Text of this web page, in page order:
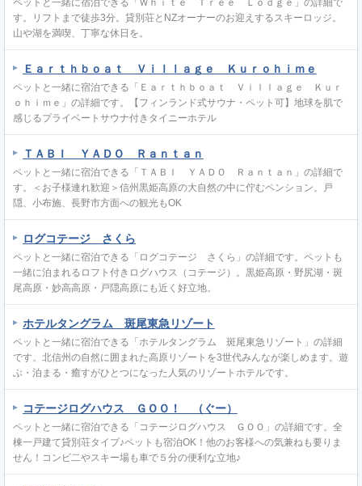
ペットと一緒に宿泊できる「Ｗｈｉｔｅ Ｔｒｅｅ Ｌｏｄｇｅ」の詳細で
す。リフトまで徒歩3分。貸別荘とNZオーナーのお迎えするスキーロッジ。
山や湖を満喫、丁寧な休日を。
Ｅａｒｔｈｂｏａｔ Ｖｉｌｌａｇｅ Ｋｕｒｏｈｉｍｅ
ペットと一緒に宿泊できる「Ｅａｒｔｈｂｏａｔ Ｖｉｌｌａｇｅ Ｋｕｒ
ｏｈｉｍｅ」の詳細です。【フィンランド式サウナ・ペット可】地球を肌で
感じるプライベートサウナ付きタイニーホテル
ＴＡＢＩ ＹＡＤＯ Ｒａｎｔａｎ
ペットと一緒に宿泊できる「ＴＡＢＩ ＹＡＤＯ Ｒａｎｔａｎ」の詳細で
す。＜お子様連れ歓迎＞信州黒姫高原の大自然の中に佇むペンション。戸
隠、小布施、長野市方面への観光もOK
ログコテージ さくら
ペットと一緒に宿泊できる「ログコテージ さくら」の詳細です。ペットも
一緒に泊まれるロフト付きログハウス（コテージ）。黒姫高原・野尻湖・斑
尾高原・妙高高原・戸隠高原にも近く好立地。
ホテルタングラム 斑尾東急リゾート
ペットと一緒に宿泊できる「ホテルタングラム 斑尾東急リゾート」の詳細
です。北信州の自然に囲まれた高原リゾートを3世代みんなが楽しめます。遊
ぶ・泊まる・癒すがひとつになった人気のリゾートホテルです。
コテージログハウス ＧＯＯ！ （ぐー）
ペットと一緒に宿泊できる「コテージログハウス ＧＯＯ」の詳細です。全
棟一戸建て貸別荘タイプ♪ペットも宿泊OK！他のお客様への気兼ねも要りま
せん！コンビ二やスキー場も車で５分の便利な立地♪